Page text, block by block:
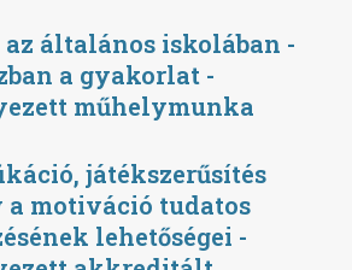
az általános iskolában -
a gyakorlat -
műhelymunka
játékszerűsítés
a motiváció tudatos
lehetőségei -